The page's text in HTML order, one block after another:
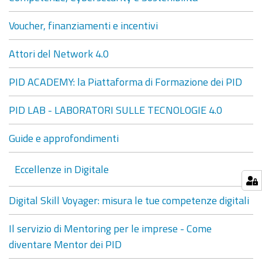
Voucher, finanziamenti e incentivi
Attori del Network 4.0
PID ACADEMY: la Piattaforma di Formazione dei PID
PID LAB - LABORATORI SULLE TECNOLOGIE 4.0
Guide e approfondimenti
Eccellenze in Digitale
Digital Skill Voyager: misura le tue competenze digitali
Il servizio di Mentoring per le imprese - Come
diventare Mentor dei PID